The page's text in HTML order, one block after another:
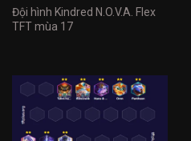
Đội hình Kindred N.O.V.A. Flex
TFT mùa 17